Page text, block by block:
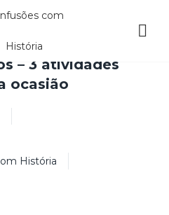
– 3 atividades
ocasião
História